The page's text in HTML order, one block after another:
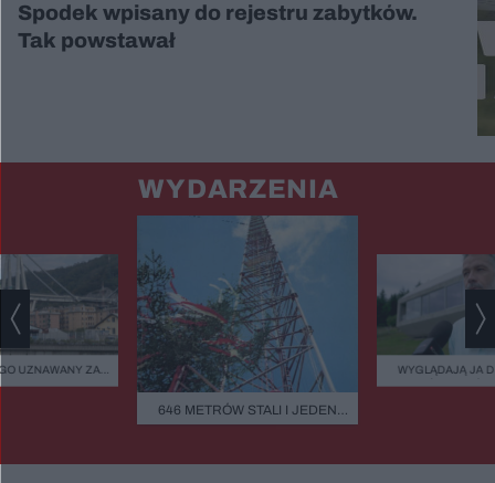
Spodek wpisany do rejestru zabytków.
Tak powstawał
WYDARZENIA
UZNAWANY ZA
MOST
646 METRÓW STALI I JEDEN
BŁĄD - "POWALIŁA GO LUDZKA
WYGLĄDAJĄ JA
ZIELEŃ, KAMIEŃ.